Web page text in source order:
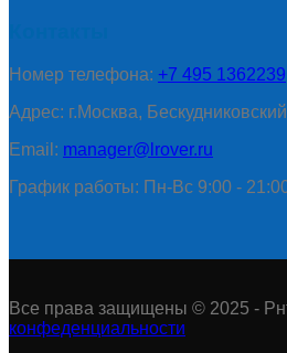
Номер телефона: +7 495 1362239
Адрес: г.Москва,
Email: manager@lrover.ru
График работы: Пн-Вс 9:00 -
Все права защищены © 2025 -
конфеденциальности